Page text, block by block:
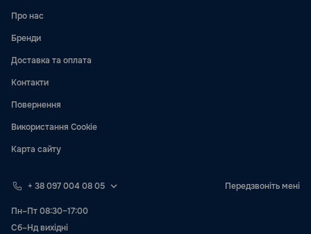
Про нас
Бренди
Доставка та оплата
Контакти
Повернення
Використання Cookie
Карта сайту
+ 38 097 004 08 05 Передзвоніть мені
Пн–Пт 08:30–17:00
Сб–Нд вихідні